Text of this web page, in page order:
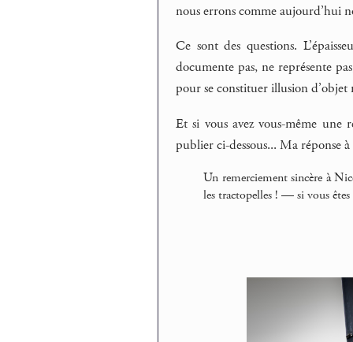
nous errons comme aujourd’hui
Ce sont des questions.
documente pas, ne représente
pour se constituer illusion d’objet
Et si vous avez vous-même une
publier ci-dessous... Ma réponse
Un remerciement sincère à
les tractopelles ! — si vous